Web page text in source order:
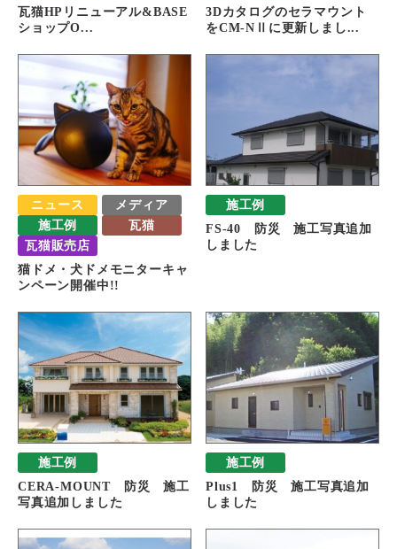
瓦猫HPリニューアル&BASE
ショップO...
3Dカタログのセラマウント
をCM-NⅡに更新しまし...
ニュース
メディア
施工例
瓦猫
瓦猫販売店
猫ドメ・犬ドメモニターキャ
ンペーン開催中!!
施工例
FS-40 防災 施工写真追加
しました
施工例
CERA-MOUNT 防災 施工
写真追加しました
施工例
Plus1 防災 施工写真追加
しました